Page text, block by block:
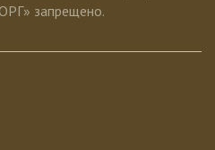
запрещено.